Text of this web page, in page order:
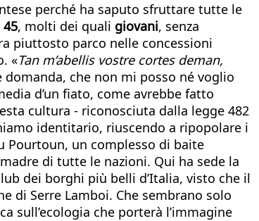
perché ha saputo sfruttare tutte le
, molti dei quali giovani, senza
piuttosto parco nelle concessioni
«Tan m’abellis vostre cortes deman,
domanda, che non mi posso né voglio
d’un fiato, come avrebbe fatto
cultura - riconosciuta dalla legge 482
identitario, riuscendo a ripopolare i
Pourtoun, un complesso di baite
di tutte le nazioni. Qui ha sede la
dei borghi più belli d’Italia, visto che il
di Serre Lamboi. Che sembrano solo
sull’ecologia che porterà l’immagine